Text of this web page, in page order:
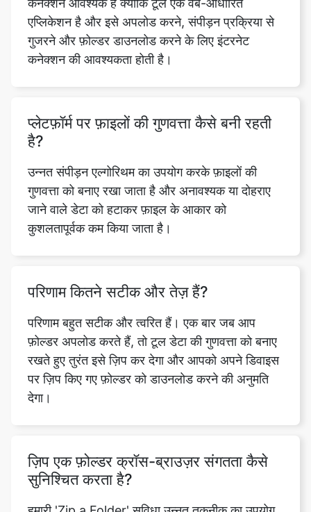
कनेक्शन की आवश्यकता होती है।
प्लेटफ़ॉर्म पर फ़ाइलों की गुणवत्ता कैसे बनी रहती
उन्नत संपीड़न एल्गोरिथम का उपयोग करके फ़ाइलों की
गुणवत्ता को बनाए रखा जाता है और अनावश्यक या दोहराए
कुशलतापूर्वक कम किया जाता है।
परिणाम कितने सटीक और तेज़ हैं?
फ़ोल्डर अपलोड करते हैं, तो टूल डेटा की गुणवत्ता को बनाए
पर ज़िप किए गए फ़ोल्डर को डाउनलोड करने की अनुमति
देगा।
ज़िप एक फ़ोल्डर क्रॉस-ब्राउज़र संगतता कैसे
हमारी 'Zip a Folder' सुविधा उन्नत तकनीक का उपयोग
करके और विभिन्न वेब ब्राउज़रों में विश्वसनीय उपयोगकर्ता